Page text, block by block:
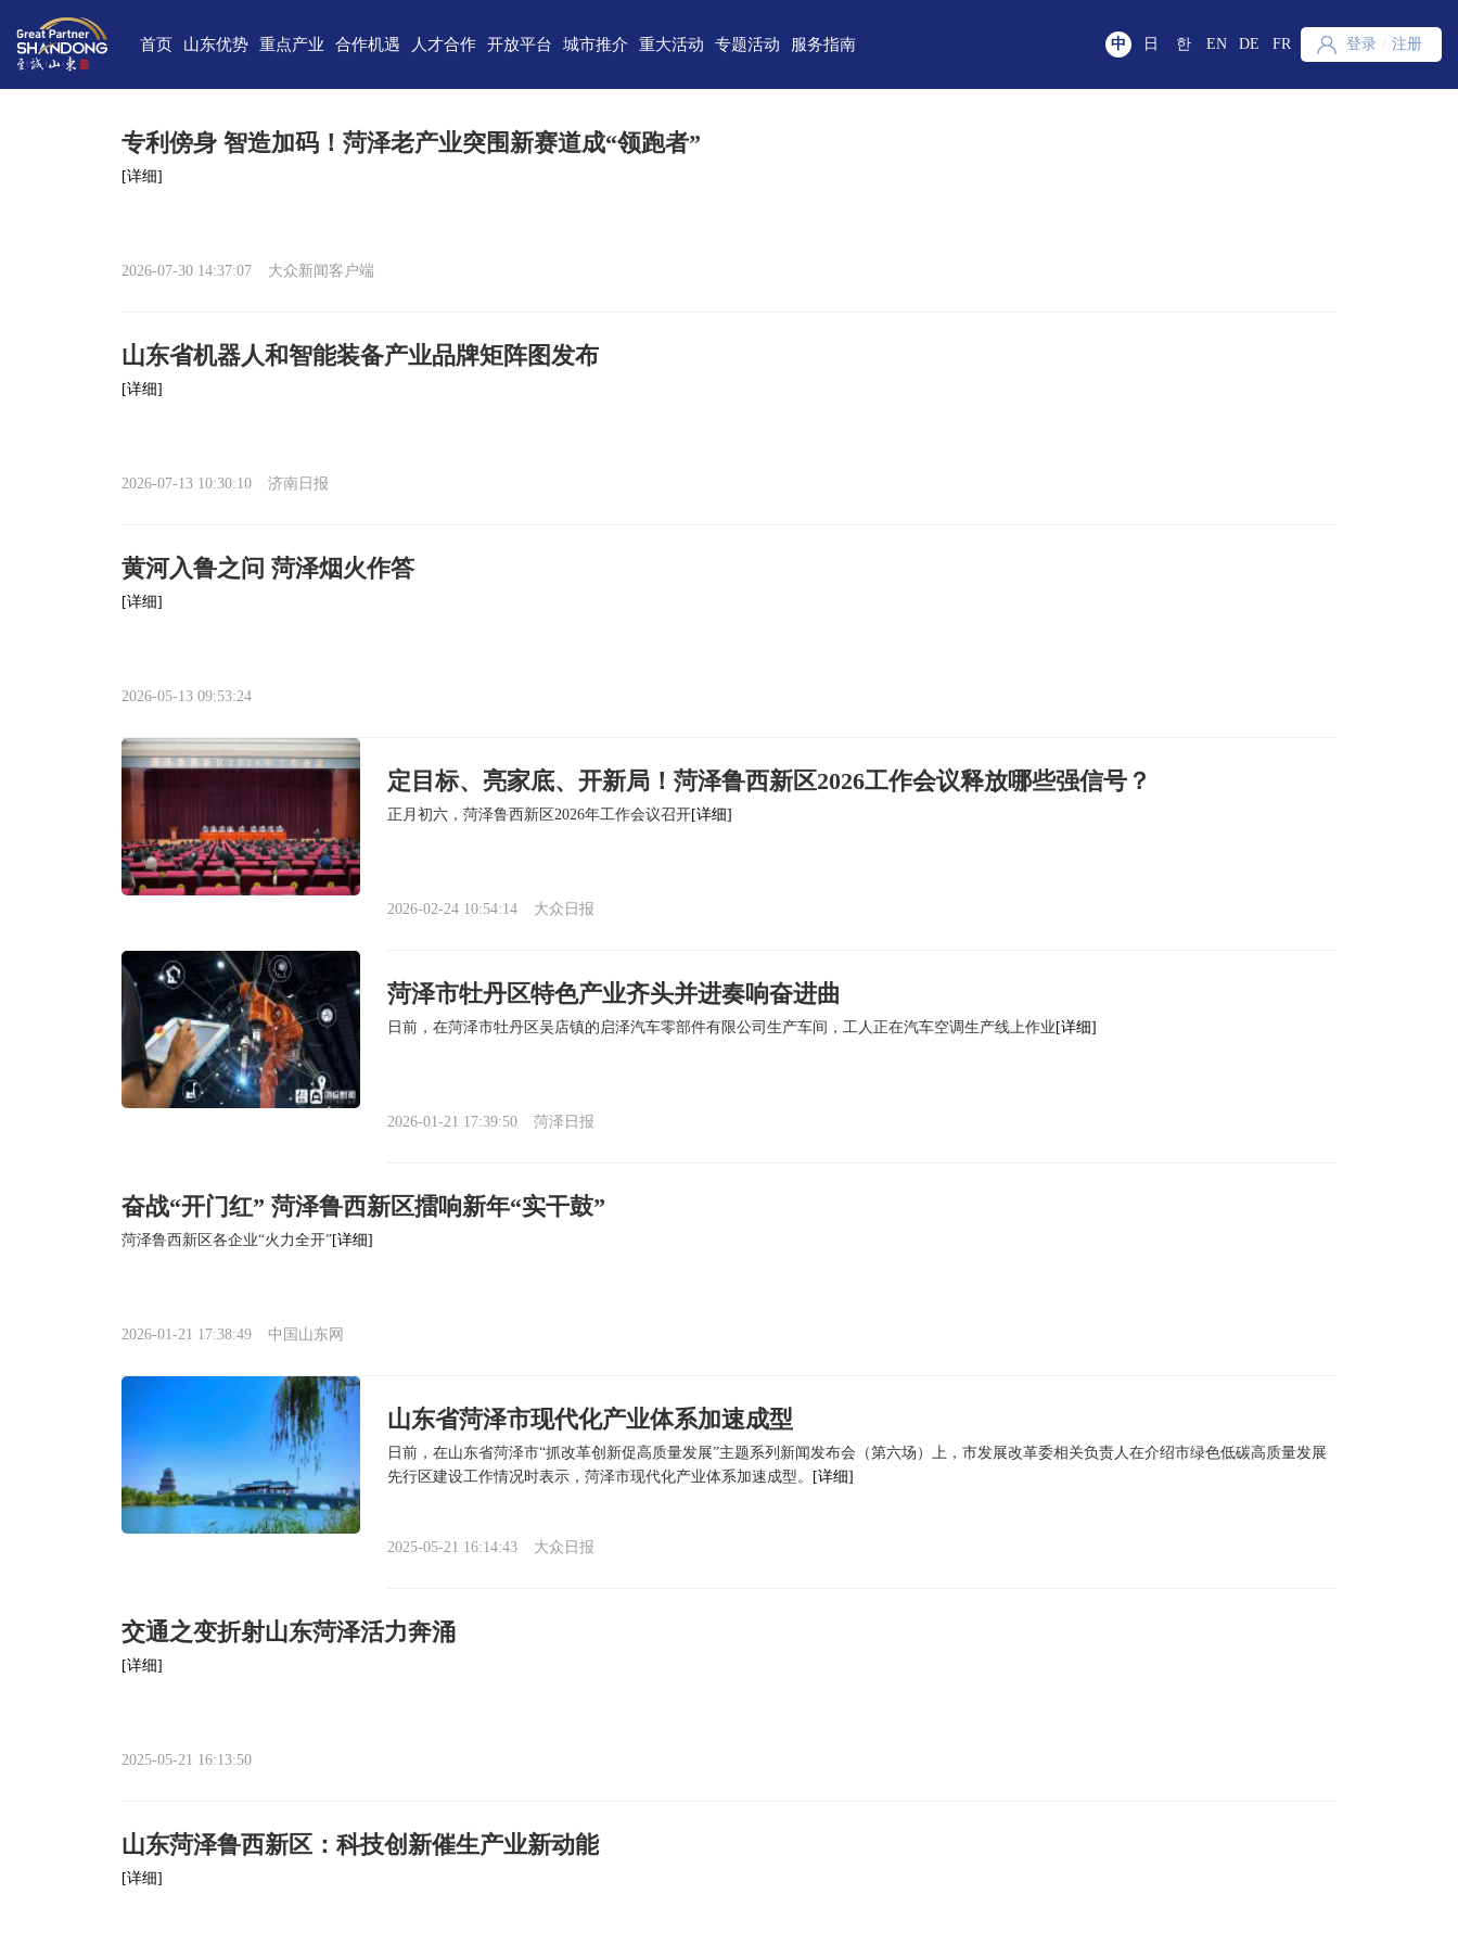
首页 山东优势
独特的区位优势
雄厚的经济基础
完备的产业体系
丰富的人力资源
强大的科技实力
重点产业
新一代信息技术 高端装备
新能源 新材料
合作机遇
合作项目库
重点外资项目跟踪推进平台
人才合作
人才需求
最新招聘
开放平台
中国(山东)自由贸易试验区
高新技术产业开发区
城市推介
济南 青岛
淄博 枣庄
临沂
重大活动 专题活动
重点区域招商
服务指南
政务服务
中 日 한 EN DE FR 登录 / 注册
专利傍身 智造加码！菏泽老产业突围新赛道成“领跑者”
[详细]
2026-07-30 14:37:07 大众新闻客户端
山东省机器人和智能装备产业品牌矩阵图发布
[详细]
2026-07-13 10:30:10 济南日报
黄河入鲁之问 菏泽烟火作答
[详细]
2026-05-13 09:53:24
定目标、亮家底、开新局！菏泽鲁西新区2026工作会议释放哪些强信号？
正月初六，菏泽鲁西新区2026年工作会议召开[详细]
2026-02-24 10:54:14 大众日报
菏泽市牡丹区特色产业齐头并进奏响奋进曲
日前，在菏泽市牡丹区吴店镇的启泽汽车零部件有限公司生产车间，工人正在汽车空调生产线上作业 [详细]
2026-01-21 17:39:50 菏泽日报
奋战“开门红” 菏泽鲁西新区擂响新年“实干鼓”
菏泽鲁西新区各企业“火力全开”[详细]
2026-01-21 17:38:49 中国山东网
山东省菏泽市现代化产业体系加速成型
日前，在山东省菏泽市“抓改革创新促高质量发展”主题系列新闻发布会（第六场）上，市发展改革委相关负责人在介绍市绿色低碳高质量发展
先行区建设工作情况时表示，菏泽市现代化产业体系加速成型。
[详细]
2025-05-21 16:14:43 大众日报
交通之变折射山东菏泽活力奔涌
[详细]
2025-05-21 16:13:50
山东菏泽鲁西新区：科技创新催生产业新动能
[详细]